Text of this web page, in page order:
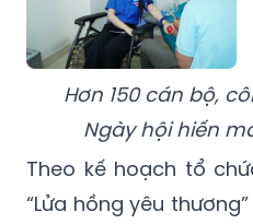
Hơn 150 cán bộ,
Ngày hội hiến
Theo kế hoạch tổ
“Lửa hồng yêu